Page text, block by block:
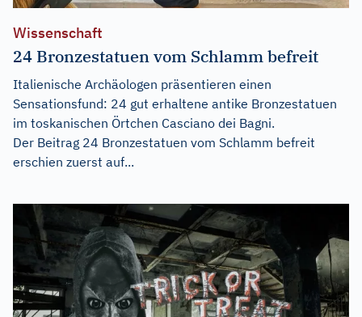
Wissenschaft
24 Bronzestatuen vom Schlamm befreit
Italienische Archäologen präsentieren einen
Sensationsfund: 24 gut erhaltene antike Bronzestatuen
im toskanischen Örtchen Casciano dei Bagni.
Der Beitrag 24 Bronzestatuen vom Schlamm befreit
erschien zuerst auf...